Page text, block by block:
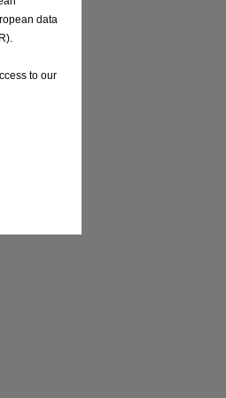
data
to our